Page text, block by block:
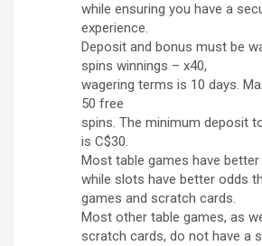
while ensuring you have a
experience.
Deposit and bonus must be
spins winnings – x40,
wagering terms is 10 days.
50 free
spins. The minimum deposit
is C$30.
Most table games have
while slots have better odds
games and scratch cards.
Most other table games, as
scratch cards, do not have a